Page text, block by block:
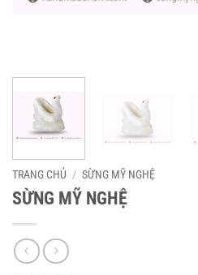
TRANG CHỦ / SỪNG MỸ NGHỆ
SỪNG MỸ NGHỆ